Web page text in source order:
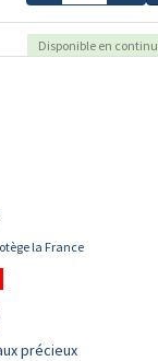
Disponible en continu
la France
précieux